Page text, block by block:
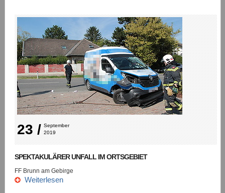
23 / September
2019
SPEKTAKULÄRER UNFALL IM ORTSGEBIET
FF Brunn am Gebirge
Weiterlesen